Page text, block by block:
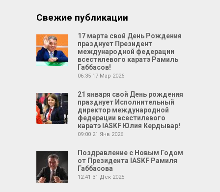
Свежие публикации
17 марта свой День Рождения
празднует Президент
международной федерации
всестилевого каратэ Рамиль
Габбасов!
06:35 17 Мар 2026
21 января свой День рождения
празднует Исполнительный
директор международной
федерации всестилевого
каратэ IASKF Юлия Кердывар!
09:00 21 Янв 2026
Поздравление с Новым Годом
от Президента IASKF Рамиля
Габбасова
12:41 31 Дек 2025